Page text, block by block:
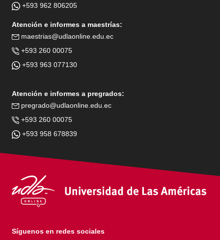
+593 962 806205
Atención e informes a maestrías:
maestrias@udlaonline.edu.ec
+593 260 00075
+593 963 077130
Atención e informes a pregrados:
pregrado@udlaonline.edu.ec
+593 260 00075
+593 958 678839
Síguenos en redes sociales